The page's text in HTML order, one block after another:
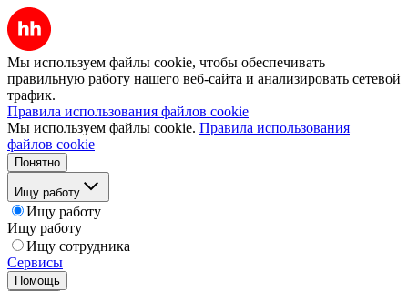
Мы используем файлы cookie, чтобы обеспечивать
правильную работу нашего веб-сайта и анализировать сетевой
трафик.
Правила использования файлов cookie
Мы используем файлы cookie. Правила использования
файлов cookie
Понятно
Ищу работу
Ищу работу
Ищу работу
Ищу сотрудника
Сервисы
Помощь